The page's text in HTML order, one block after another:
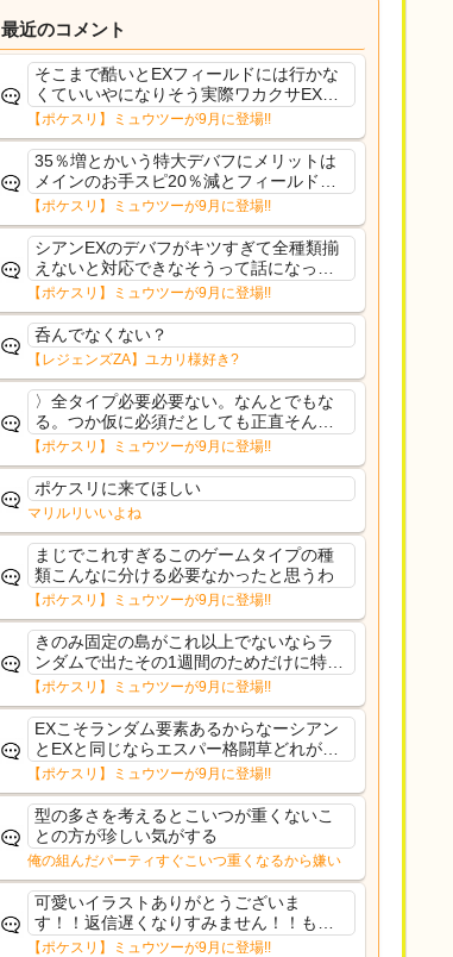
最近のコメント
そこまで酷いとEXフィールドには行かな
くていいやになりそう実際ワカクサEXで
さえあんまり行ってないや
【ポケスリ】ミュウツーが9月に登場!!
35％増とかいう特大デバフにメリットは
メインのお手スピ20％減とフィールド効
果のみフェアリーノーマルとか引いたら
まともに料理も作れないし終わり控えめ
に言ってカス
【ポケスリ】ミュウツーが9月に登場!!
シアンEXのデバフがキツすぎて全種類揃
えないと対応できなそうって話になって
るわ
【ポケスリ】ミュウツーが9月に登場!!
呑んでなくない？
【レジェンズZA】ユカリ様好き?
〉全タイプ必要必要ない。なんとでもな
る。つか仮に必須だとしても正直そんな
もんに付き合う気は無い。運営は時間の
リソースを甘く見すぎなのよ。ポケスリ
やったことないやろうなと思ってる。〉
ラピスEX最短二年後...
【ポケスリ】ミュウツーが9月に登場!!
ポケスリに来てほしい
マリルリいいよね
まじでこれすぎるこのゲームタイプの種
類こんなに分ける必要なかったと思うわ
【ポケスリ】ミュウツーが9月に登場!!
きのみ固定の島がこれ以上でないならラ
ンダムで出たその1週間のためだけに特定
のタイプにリソース割くのなんだかむな
しい気がするわ出番がないってわけじゃ
ないから無駄ではないんだけど
【ポケスリ】ミュウツーが9月に登場!!
EXこそランダム要素あるからなーシアン
とEXと同じならエスパー格闘草どれが事
前に来るか分からんから、積む必要があ
るミュウツーは使いにくくね？って思っ
た
【ポケスリ】ミュウツーが9月に登場!!
型の多さを考えるとこいつが重くないこ
との方が珍しい気がする
俺の組んだパーティすぐこいつ重くなるから嫌い
可愛いイラストありがとうございま
す！！返信遅くなりすみません！！もう
少ししたら通常再開できます！
【ポケスリ】ミュウツーが9月に登場!!